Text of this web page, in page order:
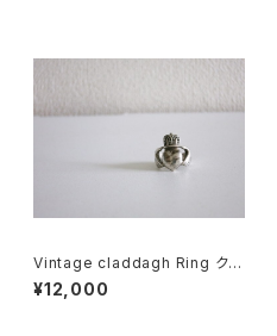
Vintage claddagh Ring クラ
ダリング
¥12,000